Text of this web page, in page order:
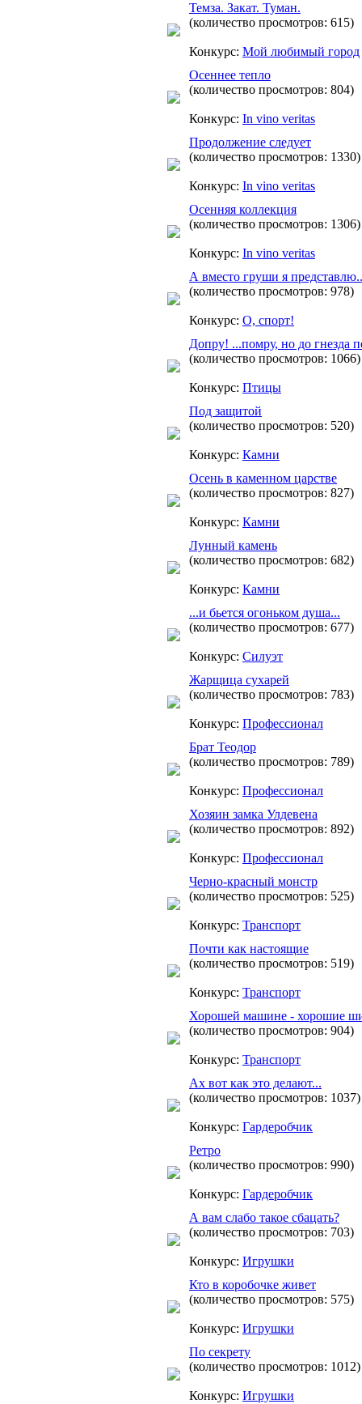
Темза. Закат. Туман.
(количество просмотров: 615)
Конкурс: Мой любимый город
Осеннее тепло
(количество просмотров: 804)
Конкурс: In vino veritas
Продолжение следует
(количество просмотров: 1330)
Конкурс: In vino veritas
Осенняя коллекция
(количество просмотров: 1306)
Конкурс: In vino veritas
А вместо груши я
(количество просмотров: 978)
Конкурс: О, спорт!
Допру! ...помру, но до гнезда
(количество просмотров: 1066)
Конкурс: Птицы
Под защитой
(количество просмотров: 520)
Конкурс: Камни
Осень в каменном царстве
(количество просмотров: 827)
Конкурс: Камни
Лунный камень
(количество просмотров: 682)
Конкурс: Камни
...и бьется огоньком душа...
(количество просмотров: 677)
Конкурс: Силуэт
Жарщица сухарей
(количество просмотров: 783)
Конкурс: Профессионал
Брат Теодор
(количество просмотров: 789)
Конкурс: Профессионал
Хозяин замка Улдевена
(количество просмотров: 892)
Конкурс: Профессионал
Черно-красный монстр
(количество просмотров: 525)
Конкурс: Транспорт
Почти как настоящие
(количество просмотров: 519)
Конкурс: Транспорт
Хорошей машине - хорошие
(количество просмотров: 904)
Конкурс: Транспорт
Ах вот как это делают...
(количество просмотров: 1037)
Конкурс: Гардеробчик
Ретро
(количество просмотров: 990)
Конкурс: Гардеробчик
А вам слабо такое сбацать?
(количество просмотров: 703)
Конкурс: Игрушки
Кто в коробочке живет
(количество просмотров: 575)
Конкурс: Игрушки
По секрету
(количество просмотров: 1012)
Конкурс: Игрушки